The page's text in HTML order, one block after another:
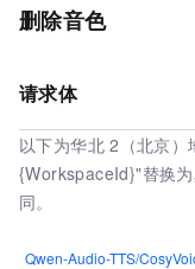
删除音色
请求体
以下为华北 2（北京）
{WorkspaceId}"替换
同。
Qwen-Audio-TTS/